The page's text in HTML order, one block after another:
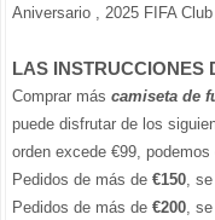
Aniversario , 2025 FIFA
LAS INSTRUCCIONES
Comprar más camiseta de
puede disfrutar de los
orden excede €99,
Pedidos de más de €150,
Pedidos de más de €200,